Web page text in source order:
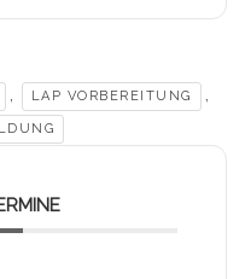
, LAP VORBEREITUNG ,